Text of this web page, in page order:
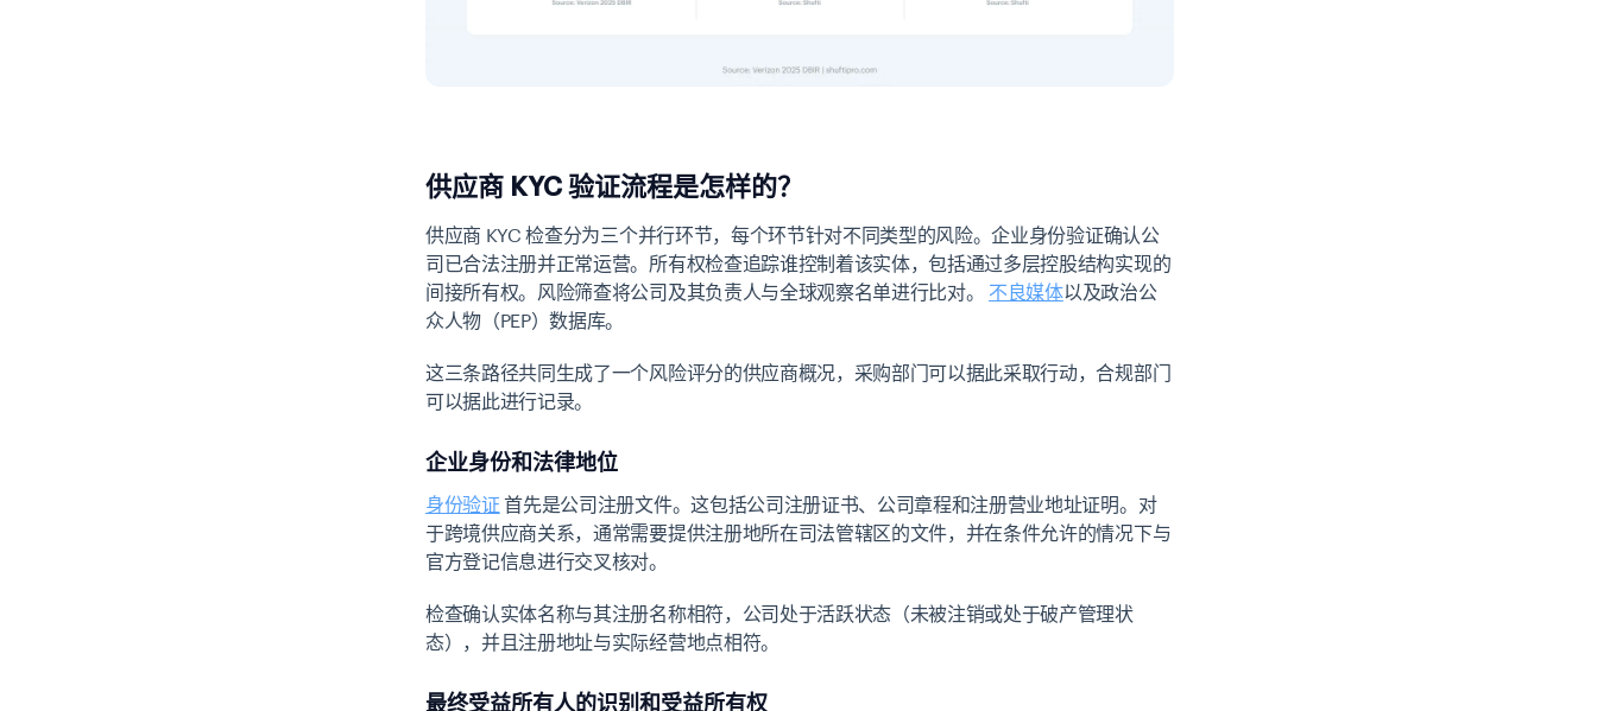
供应商 KYC 验证流程是怎样的？
供应商 KYC 检查分为三个并行环节，每个环节针对不同类型的风险。企业身份验证确认公
司已合法注册并正常运营。所有权检查追踪谁控制着该实体，包括通过多层控股结构实现的
间接所有权。风险筛查将公司及其负责人与全球观察名单进行比对。 不良媒体以及政治公
众人物（PEP）数据库。
这三条路径共同生成了一个风险评分的供应商概况，采购部门可以据此采取行动，合规部门
可以据此进行记录。
企业身份和法律地位
身份验证 首先是公司注册文件。这包括公司注册证书、公司章程和注册营业地址证明。对
于跨境供应商关系，通常需要提供注册地所在司法管辖区的文件，并在条件允许的情况下与
官方登记信息进行交叉核对。
检查确认实体名称与其注册名称相符，公司处于活跃状态（未被注销或处于破产管理状
态），并且注册地址与实际经营地点相符。
最终受益所有人的识别和受益所有权